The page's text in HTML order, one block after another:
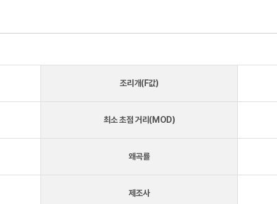
조리개(F값)
최소 초점 거리(MOD)
왜곡률
제조사